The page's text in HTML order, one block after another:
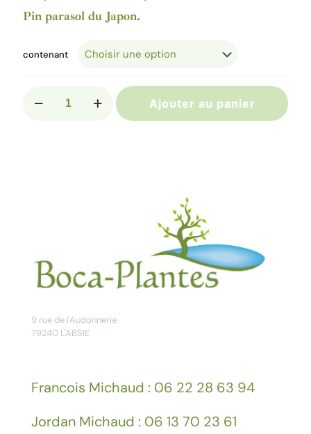
35,00 €
Pin parasol du Japon.
contenant
Ajouter au panier
9 rue de l'Audonnerie
79240 L'ABSIE
Francois Michaud : 06 22 28 63 94
Jordan Michaud : 06 13 70 23 61